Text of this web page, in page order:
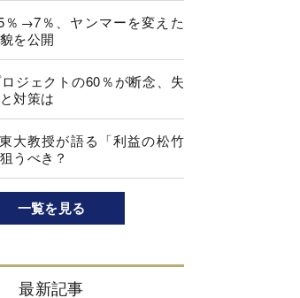
％→7％、ヤンマーを変えた
を公開
ロジェクトの60％が断念、失
対策は
大教授が語る「利益の松竹
うべき？
一覧を見る
最新記事